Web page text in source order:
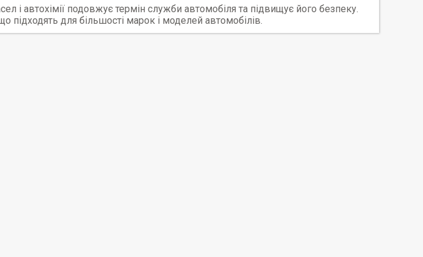
і автохімії подовжує термін служби автомобіля та підвищує його безпеку.
підходять для більшості марок і моделей автомобілів.